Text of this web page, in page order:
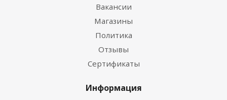
Вакансии
Магазины
Политика
Отзывы
Сертификаты
Информация